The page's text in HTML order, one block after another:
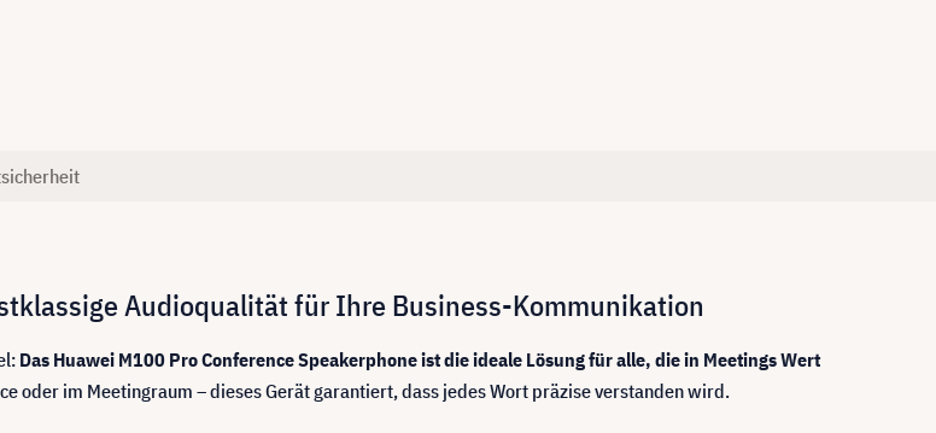
Audioqualität für Ihre Business-Kommunikation
Das Huawei M100 Pro Conference Speakerphone ist die ideale Lösung für alle, die in Meetings Wert
oder im Meetingraum – dieses Gerät garantiert, dass jedes Wort präzise verstanden wird.